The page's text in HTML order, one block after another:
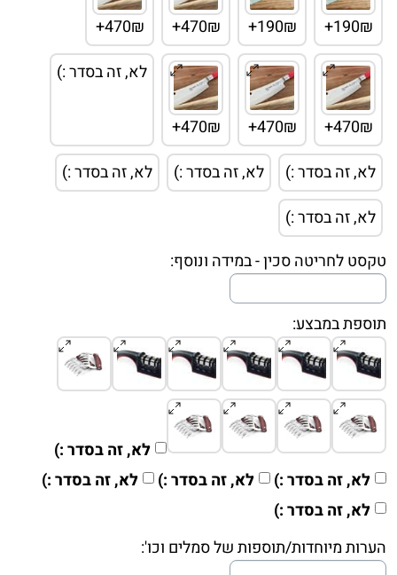
190₪+
190₪+
470₪+
470₪+
470₪+
470₪+
470₪+
לא, זה בסדר :)
לא, זה בסדר :) לא, זה בסדר :)
לא, זה בסדר :)
לא, זה בסדר :)
טקסט לחריטה סכין - במידה ונוסף:
תוספת במבצע:
לא, זה בסדר :)
לא, זה בסדר :)
לא, זה בסדר :)
לא, זה בסדר :)
לא, זה בסדר :)
הערות מיוחדות/תוספות של סמלים וכו':